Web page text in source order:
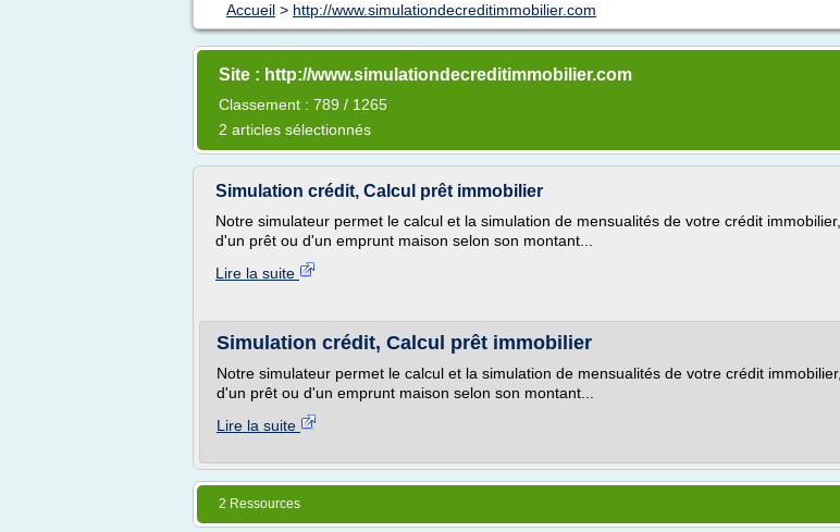
Accueil > http://www.simulationdecreditimmobilier.com
Site : http://www.simulationdecreditimmobilier.com
Classement : 789 / 1265
2 articles sélectionnés
Simulation crédit, Calcul prêt immobilier
Notre simulateur permet le calcul et la simulation de mensualités de votre crédit immobilier,
d'un prêt ou d'un emprunt maison selon son montant...
Lire la suite
Simulation crédit, Calcul prêt immobilier
Notre simulateur permet le calcul et la simulation de mensualités de votre crédit immobilier,
d'un prêt ou d'un emprunt maison selon son montant...
Lire la suite
2 Ressources